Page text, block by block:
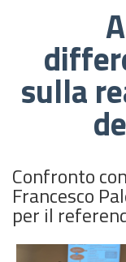
sulla
Confronto
Francesco
per il